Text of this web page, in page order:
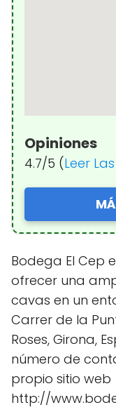
Opiniones
4.7/5 (Leer
Bodega El Cep
ofrecer una
cavas en un
Carrer de la
Roses, Girona,
número de
propio sitio web
http://